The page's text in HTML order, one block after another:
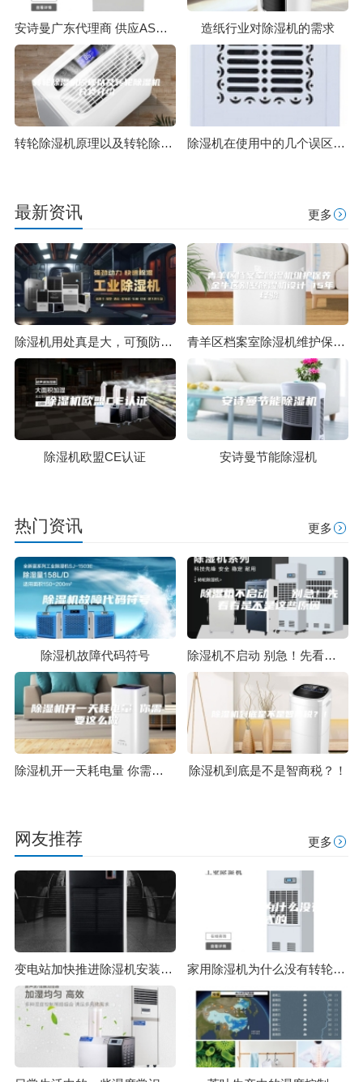
安诗曼广东代理商 供应ASM系列转轮除湿机 ASM690／ASM1100价格 造纸行业对除湿机的需求
转轮除湿机原理以及转轮除湿机分类介绍 除湿机在使用中的几个误区介绍
最新资讯 更多
除湿机用处真是大，可预防风湿关节炎 青羊区档案室除湿机维护保养 金牛区别墅除湿机设计 15年经验
除湿机欧盟CE认证 安诗曼节能除湿机
热门资讯 更多
除湿机故障代码符号 除湿机不启动 别急！先看看是不是这些原因
除湿机开一天耗电量 你需要这么做 除湿机到底是不是智商税？！
网友推荐 更多
变电站加快推进除湿机安装力度 家用除湿机为什么没有转轮式的